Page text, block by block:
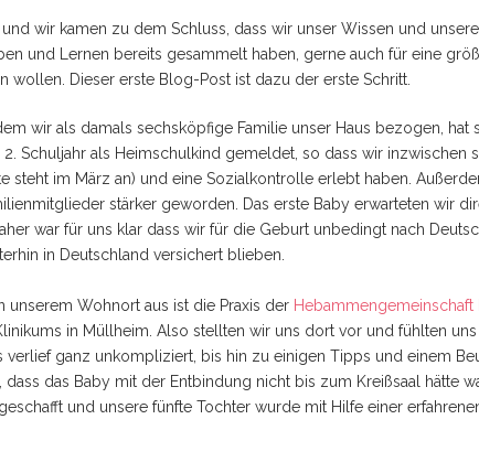
wir kamen zu dem Schluss, dass wir unser Wissen und
und Lernen bereits gesammelt haben, gerne auch für eine
wollen. Dieser erste Blog-Post ist dazu der erste Schritt.
wir als damals sechsköpfige Familie unser Haus bezogen, hat
Schuljahr als Heimschulkind gemeldet, so dass wir inzwischen
steht im März an) und eine Sozialkontrolle erlebt haben.
stärker geworden. Das erste Baby erwarteten wir
war für uns klar dass wir für die Geburt unbedingt nach
in Deutschland versichert blieben.
unserem Wohnort aus ist die Praxis der
in Müllheim. Also stellten wir uns dort vor und fühlten
verlief ganz unkompliziert, bis hin zu einigen Tipps und einem
dass das Baby mit der Entbindung nicht bis zum Kreißsaal hätte
und unsere fünfte Tochter wurde mit Hilfe einer